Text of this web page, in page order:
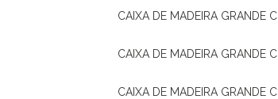
CAIXA DE MADEIRA GRANDE
CAIXA DE MADEIRA GRANDE
CAIXA DE MADEIRA GRANDE